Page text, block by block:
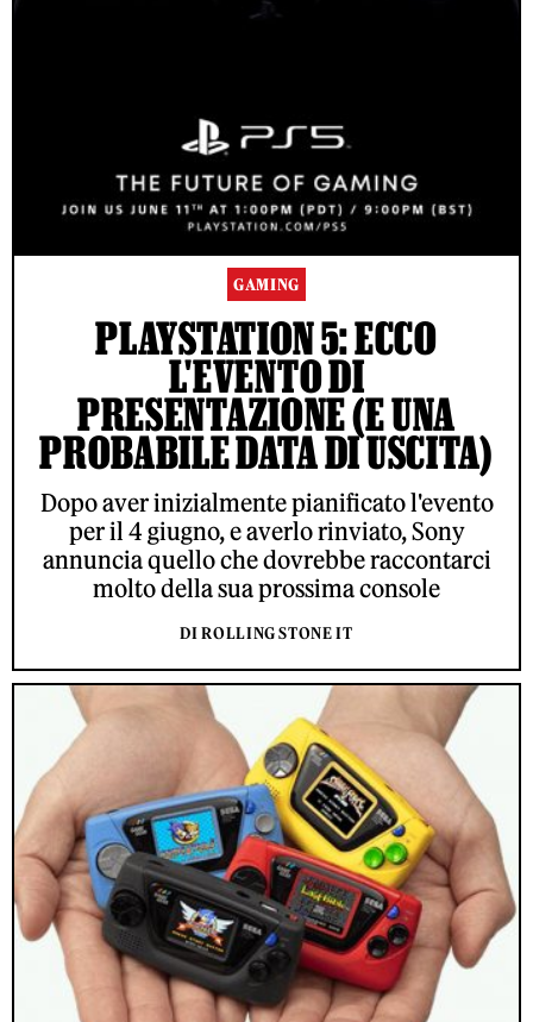
GAMING
PLAYSTATION 5: ECCO
L'EVENTO DI
PRESENTAZIONE (E UNA
PROBABILE DATA DI USCITA)
Dopo aver inizialmente pianificato l'evento
per il 4 giugno, e averlo rinviato, Sony
annuncia quello che dovrebbe raccontarci
molto della sua prossima console
DI ROLLING STONE IT